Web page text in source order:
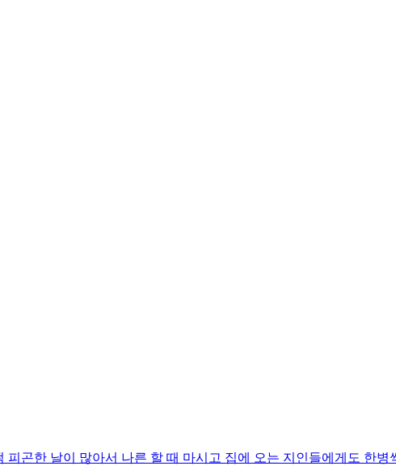
곤한 날이 많아서 나른 할 때 마시고 집에 오는 지인들에게도 한병